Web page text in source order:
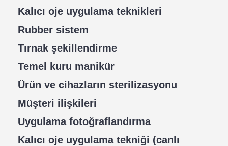
Kalıcı oje uygulama teknikleri
Rubber sistem
Tırnak şekillendirme
Temel kuru manikür
Ürün ve cihazların sterilizasyonu
Müşteri ilişkileri
Uygulama fotoğraflandırma
Kalıcı oje uygulama tekniği (canlı